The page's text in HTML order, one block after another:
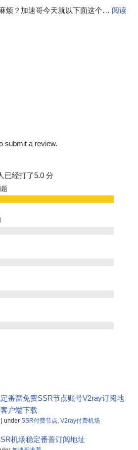
烦？加速哥今天就以下面这个… 阅读
submit a review.
已经打了5.0 分
番蔷免费SSR节点账号V2ray订阅地
户端下载
| under SSR付费节点 V2ray付费机场
机场稳定番蔷订阅地址